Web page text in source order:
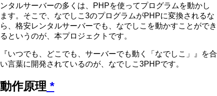
ンタルサーバーの多くは、PHPを使ってプログラムを動かし
ます。そこで、なでしこ3のプログラムがPHPに変換されるな
ら、格安レンタルサーバーでも、なでしこを動かすことができ
るというのが、本プロジェクトです。
『いつでも、どこでも、サーバーでも動く「なでしこ」』を合
い言葉に開発されているのが、なでしこ3PHPです。
動作原理 *